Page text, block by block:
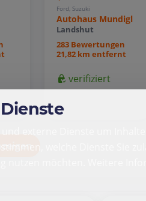
Ford, Suzuki
Autohaus Mundigl
Landshut
283 Bewertungen
21,82 km entfernt
verifiziert
und externe Dienste um
welche Dienste Sie